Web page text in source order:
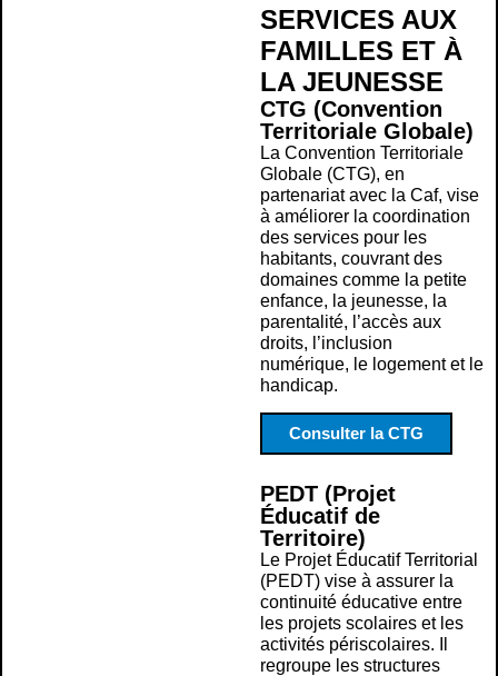
SERVICES AUX
FAMILLES ET À
LA JEUNESSE
CTG (Convention
Territoriale Globale)
La Convention Territoriale
Globale (CTG), en
partenariat avec la Caf, vise
à améliorer la coordination
des services pour les
habitants, couvrant des
domaines comme la petite
enfance, la jeunesse, la
parentalité, l’accès aux
droits, l’inclusion
numérique, le logement et le
handicap.
Consulter la CTG
PEDT (Projet
Éducatif de
Territoire)
Le Projet Éducatif Territorial
(PEDT) vise à assurer la
continuité éducative entre
les projets scolaires et les
activités périscolaires. Il
regroupe les structures